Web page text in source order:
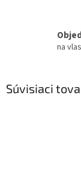
na
Súvisiaci